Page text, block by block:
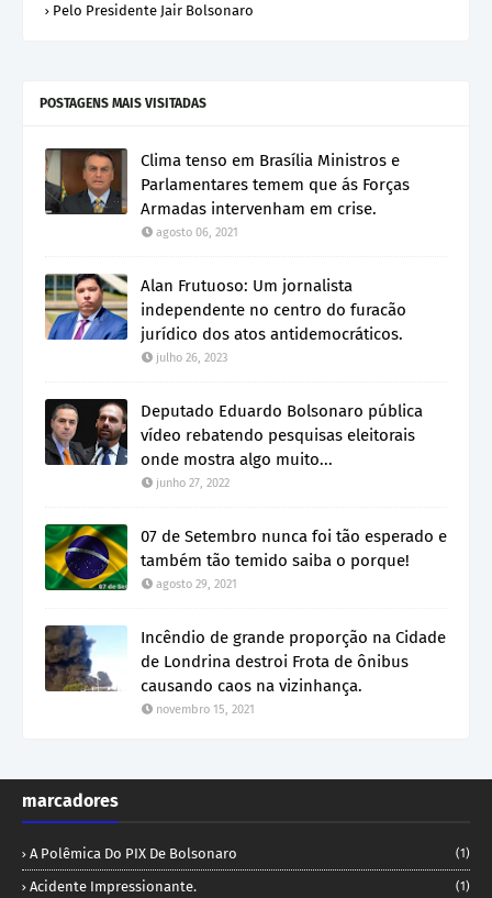
Pelo Presidente Jair Bolsonaro
POSTAGENS MAIS VISITADAS
Clima tenso em Brasília Ministros e
Parlamentares temem que ás Forças
Armadas intervenham em crise.
agosto 06, 2021
Alan Frutuoso: Um jornalista
independente no centro do furacão
jurídico dos atos antidemocráticos.
julho 26, 2023
Deputado Eduardo Bolsonaro pública
vídeo rebatendo pesquisas eleitorais
onde mostra algo muito...
junho 27, 2022
07 de Setembro nunca foi tão esperado e
também tão temido saiba o porque!
agosto 29, 2021
Incêndio de grande proporção na Cidade
de Londrina destroi Frota de ônibus
causando caos na vizinhança.
novembro 15, 2021
marcadores
A Polêmica Do PIX De Bolsonaro (1)
Acidente Impressionante. (1)